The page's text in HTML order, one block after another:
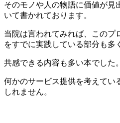
そのモノや人の物語に価値が見
いて書かれております。
当院は言われてみれば、このプ
をすでに実践している部分も多く
共感できる内容も多い本でした。
何かのサービス提供を考えてい
しれません。